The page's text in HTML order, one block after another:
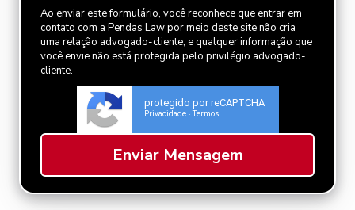
Ao enviar este formulário, você reconhece que entrar em
contato com a Pendas Law por meio deste site não cria
uma relação advogado-cliente, e qualquer informação que
você envie não está protegida pelo privilégio advogado-
cliente.
protegido por reCAPTCHA
Privacidade - Termos